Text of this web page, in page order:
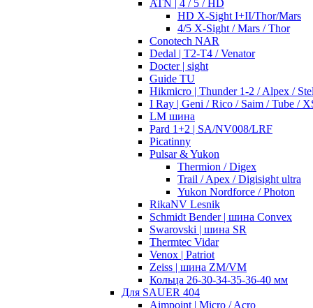
ATN | 4 / 5 / HD
HD X-Sight I+II/Thor/Mars
4/5 X-Sight / Mars / Thor
Conotech NAR
Dedal | T2-T4 / Venator
Docter | sight
Guide TU
Hikmicro | Thunder 1-2 / Alpex /
I Ray | Geni / Rico / Saim / Tube /
LM шина
Pard 1+2 | SA/NV008/LRF
Picatinny
Pulsar & Yukon
Thermion / Digex
Trail / Apex / Digisight ultra
Yukon Nordforce / Photon
RikaNV Lesnik
Schmidt Bender | шина Convex
Swarovski | шина SR
Thermtec Vidar
Venox | Patriot
Zeiss | шина ZM/VM
Кольца 26-30-34-35-36-40 мм
Для SAUER 404
Aimpoint | Micro / Acro